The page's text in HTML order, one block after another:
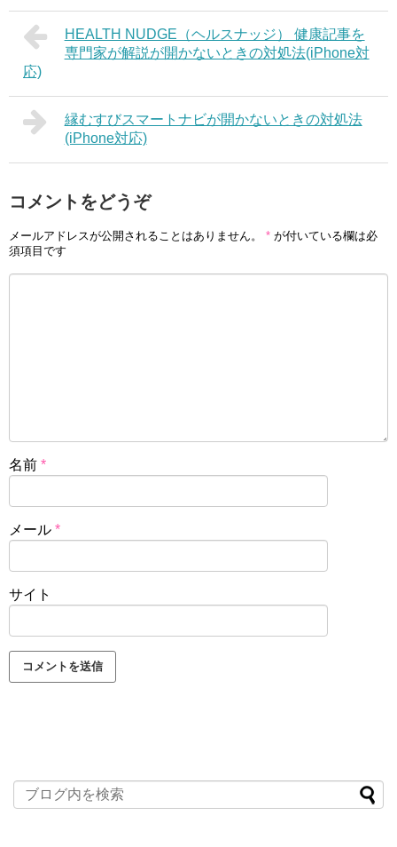
HEALTH NUDGE（ヘルスナッジ） 健康記事を
専門家が解説が開かないときの対処法(iPhone対
応)
縁むすびスマートナビが開かないときの対処法
(iPhone対応)
コメントをどうぞ
メールアドレスが公開されることはありません。 * が付いている欄は必
須項目です
名前 *
メール *
サイト